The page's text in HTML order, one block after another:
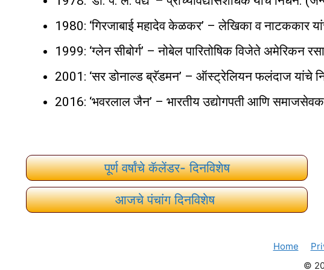
1980: ‘गिरजाबाई महादेव केळकर’ – लेखिका व नाटककार
1999: ‘ग्लेन सीबोर्ग’ – नोबेल पारितोषिक विजेते अमेरिकन
2001: ‘सर डोनाल्ड ब्रॅडमन’ – ऑस्ट्रेलियन फलंदाज यांचे
2016: ‘भवरलाल जैन’ – भारतीय उद्योगपती आणि
पूर्ण वर्षांचे कॅलेंडर- दिनविशेष
आजचे पंचांग दिनविशेष
Home
©